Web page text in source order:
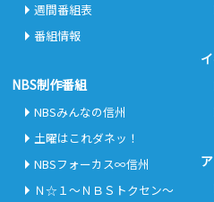
週間番組表
番組情報
NBS制作番組
NBSみんなの信州
土曜はこれダネッ！
NBSフォーカス∞信州
Ｎ☆１～ＮＢＳトクセン～